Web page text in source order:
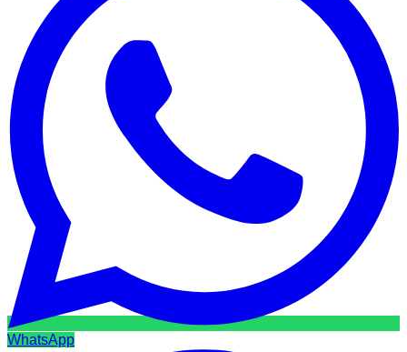
WhatsApp